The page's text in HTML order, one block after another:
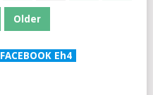
Older
FACEBOOK Eh4